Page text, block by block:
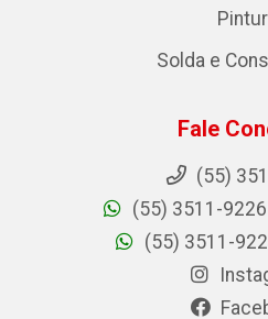
Solda e
Fale
(55)
(55) 3511-
(55) 3511-